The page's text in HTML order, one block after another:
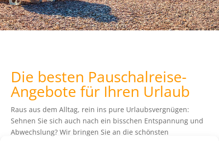
Die besten Pauschalreise-
Angebote für Ihren Urlaub
Raus aus dem Alltag, rein ins pure Urlaubsvergnügen:
Sehnen Sie sich auch nach ein bisschen Entspannung und
Abwechslung? Wir bringen Sie an die schönsten